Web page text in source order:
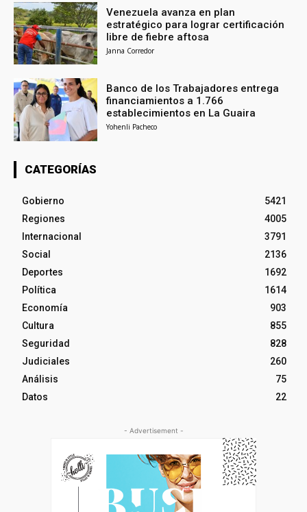
Venezuela avanza en plan
estratégico para lograr certificación
libre de fiebre aftosa
Janna Corredor
Banco de los Trabajadores entrega
financiamientos a 1.766
establecimientos en La Guaira
Yohenli Pacheco
CATEGORÍAS
Gobierno
5421
Regiones
4005
Internacional
3791
Social
2136
Deportes
1692
Política
1614
Economía
903
Cultura
855
Seguridad
828
Judiciales
260
Análisis
75
Datos
22
- Advertisement -